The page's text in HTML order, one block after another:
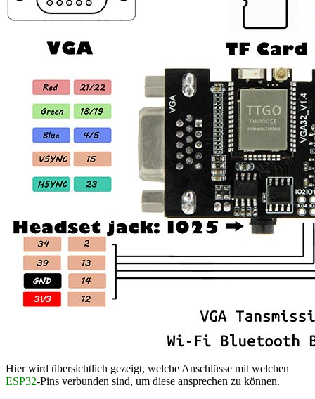
Hier wird übersichtlich gezeigt, welche Anschlüsse mit welchen
ESP32-Pins verbunden sind, um diese ansprechen zu können.